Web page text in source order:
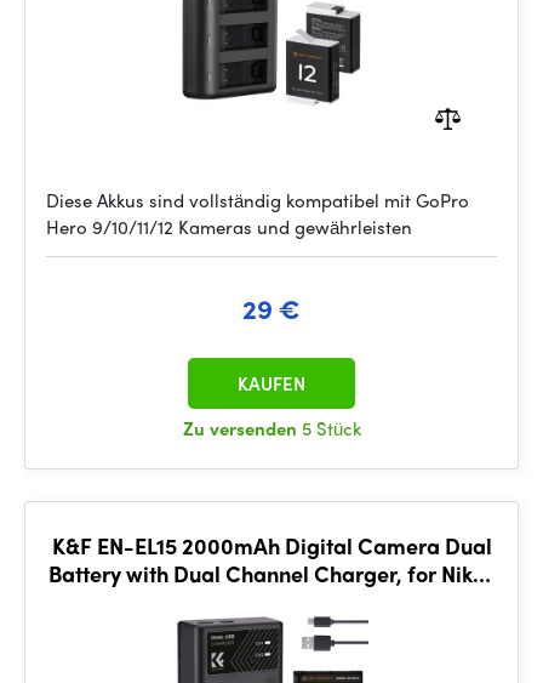
Diese Akkus sind vollständig kompatibel mit GoPro
Hero 9/10/11/12 Kameras und gewährleisten
29 €
Zu versenden 5 Stück
KAUFEN
K&F EN-EL15 2000mAh Digital Camera Dual
Battery with Dual Channel Charger, for Nikon